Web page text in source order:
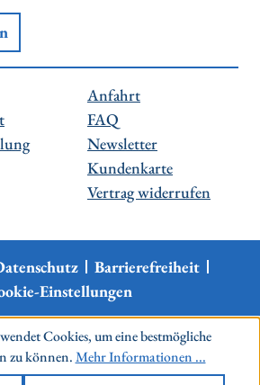
Anfahrt
FAQ
Newsletter
Kundenkarte
Vertrag widerrufen
Barrierefreiheit
Einstellungen
Cookies, um eine bestmögliche
zu können.Mehr Informationen ...